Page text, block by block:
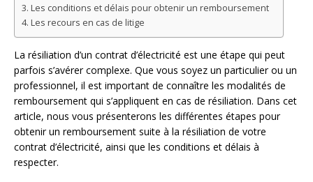
Les conditions et délais pour obtenir un remboursement
Les recours en cas de litige
La résiliation d’un contrat d’électricité est une étape qui peut
parfois s’avérer complexe. Que vous soyez un particulier ou un
professionnel, il est important de connaître les modalités de
remboursement qui s’appliquent en cas de résiliation. Dans cet
article, nous vous présenterons les différentes étapes pour
obtenir un remboursement suite à la résiliation de votre
contrat d’électricité, ainsi que les conditions et délais à
respecter.